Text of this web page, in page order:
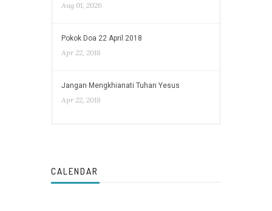
Aug 01, 2026
Pokok Doa 22 April 2018
Apr 22, 2018
Jangan Mengkhianati Tuhan Yesus
Apr 22, 2018
CALENDAR